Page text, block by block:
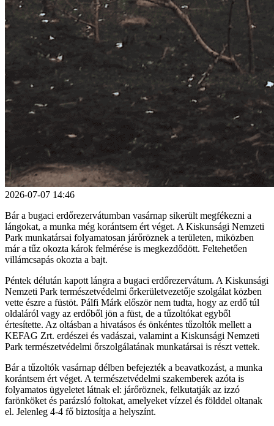
2026-07-07 14:46
Bár a bugaci erdőrezervátumban vasárnap sikerült megfékezni a
lángokat, a munka még korántsem ért véget. A Kiskunsági Nemzeti
Park munkatársai folyamatosan járőröznek a területen, miközben
már a tűz okozta károk felmérése is megkezdődött. Feltehetően
villámcsapás okozta a bajt.
Péntek délután kapott lángra a bugaci erdőrezervátum. A Kiskunsági
Nemzeti Park természetvédelmi őrkerületvezetője szolgálat közben
vette észre a füstöt. Pálfi Márk először nem tudta, hogy az erdő túl
oldaláról vagy az erdőből jön a füst, de a tűzoltókat egyből
értesítette. Az oltásban a hivatásos és önkéntes tűzoltók mellett a
KEFAG Zrt. erdészei és vadászai, valamint a Kiskunsági Nemzeti
Park természetvédelmi őrszolgálatának munkatársai is részt vettek.
Bár a tűzoltók vasárnap délben befejezték a beavatkozást, a munka
korántsem ért véget. A természetvédelmi szakemberek azóta is
folyamatos ügyeletet látnak el: járőröznek, felkutatják az izzó
farönköket és parázsló foltokat, amelyeket vízzel és földdel oltanak
el. Jelenleg 4-4 fő biztosítja a helyszínt.